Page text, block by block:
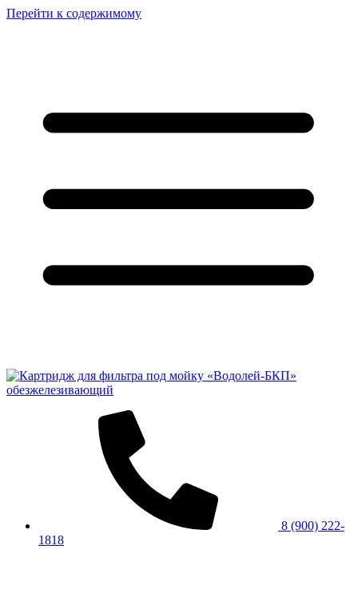
Перейти к содержимому
8 (900) 222-
1818